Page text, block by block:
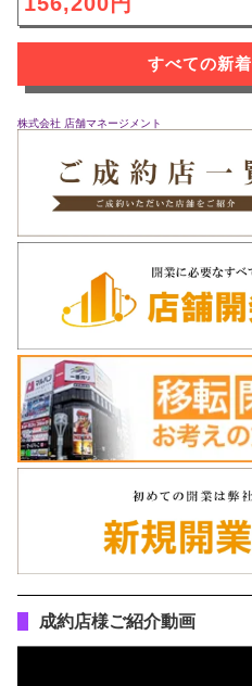
すべての新
株式会社 店舗マネージメント
成約店様ご紹介動画